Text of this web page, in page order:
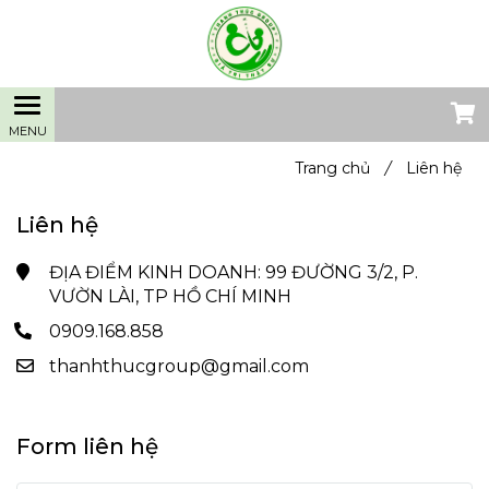
Liên hệ
ĐỊA ĐIỂM KINH DOANH: 99 ĐƯỜNG 3/2, P.
VƯỜN LÀI, TP HỒ CHÍ MINH
0909.168.858
thanhthucgroup@gmail.com
Form liên hệ
Trang chủ / Liên hệ